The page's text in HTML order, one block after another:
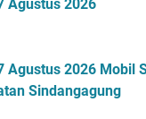
Agustus 2026
Agustus 2026 Mobil
Sindangagung